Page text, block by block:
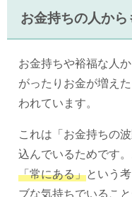
お金持ちの人か
お金持ちや裕福な人
がったりお金が増え
われています。
これは「お金持ちの
込んでいるためです
「常にある」という
ブな気持ちでいるこ